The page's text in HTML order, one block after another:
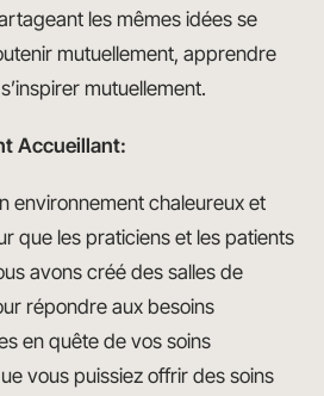
les mêmes idées se
mutuellement, apprendre
mutuellement.
Accueillant:
environnement chaleureux et
que les praticiens et les patients
avons créé des salles de
répondre aux besoins
en quête de vos soins
vous puissiez offrir des soins